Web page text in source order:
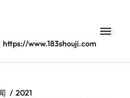
https://www.183shouji.com
2021